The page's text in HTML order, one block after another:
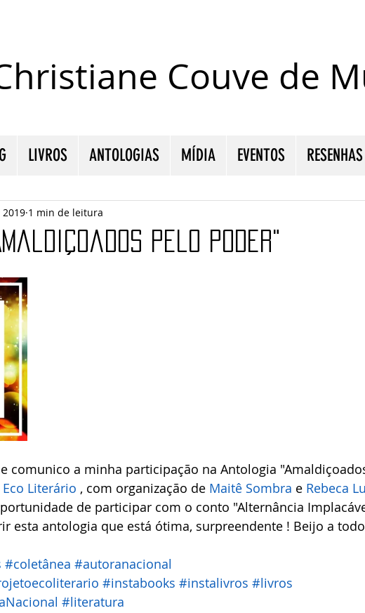
Couve de
LIVROS ANTOLOGIAS MÍDIA EVENTOS RESENHAS
pelo Poder"
1 min de leitura
comunico a minha participação na Antologia
Literário , com organização de Maitê Sombra e Rebeca
de participar com o conto "Alternância
esta antologia que está ótima, surpreendente ! Beijo a
#coletânea #autoranacional
#instabooks #instalivros #livros
#literatura